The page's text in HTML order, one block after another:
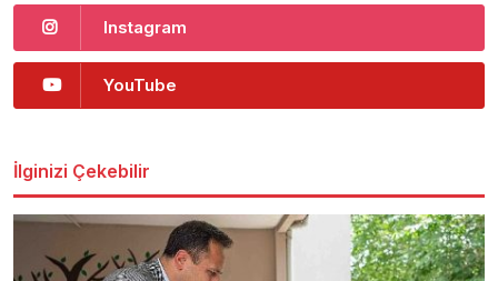
Instagram
YouTube
İlginizi Çekebilir